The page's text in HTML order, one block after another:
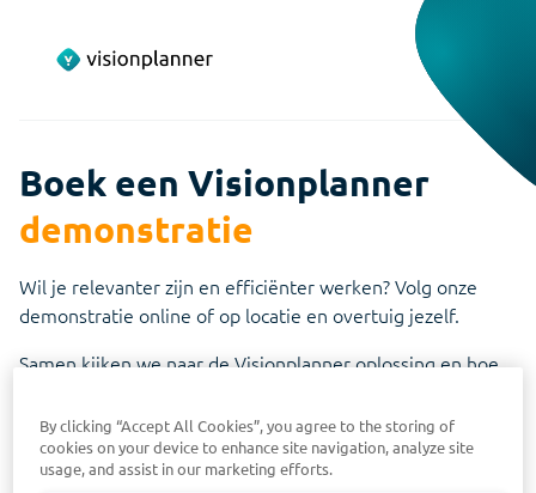
Boek een Visionplanner
demonstratie
Wil je relevanter zijn en efficiënter werken? Volg onze
demonstratie online of op locatie en overtuig jezelf.
Samen kijken we naar de Visionplanner oplossing en hoe
Tijdens de persoonlijke demonstratie van Visionplanner ga
je in gesprek met een ervaren adviseur en:
By clicking “Accept All Cookies”, you agree to the storing of
cookies on your device to enhance site navigation, analyze site
usage, and assist in our marketing efforts.